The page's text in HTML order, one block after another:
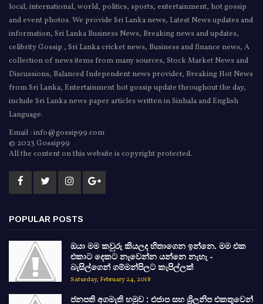
local, international, world, politics, sports, entertainment, hot gossip
and event photos. We provide Sri Lanka news, Latest News updates and
information, Sri Lanka Business News, Breaking news and updates,
celibrity Gossip , Sri Lanka cricket news, Business and finance news, A
collection of news items from many sources, Stock Market News and
Discussions, Balanced Independent news provider, Breaking Hot News
from Sri Lanka, Entertainment hot gossip update throughout the day,
include Sri Lanka news paper articles written in Sinhala and English
Language.
Email : info@gossip99.com
© 2023 Gossip99
All the content on this website is copyright protected.
POPULAR POSTS
ඔයා මම කවුරු කියලද හිතාගෙන ඉන්නෙ. මම එක
එකාට දෙකට නැවෙන්න යන්නෙ නැහැ -
බැසිල්ගෙන් ගම්මන්පිලට කැපිල්ලක්
Saturday, February 24, 2018
ජනපති අගමැති හමුව : එජාප සහ ශ්‍රිලනිප එකතුවෙන්